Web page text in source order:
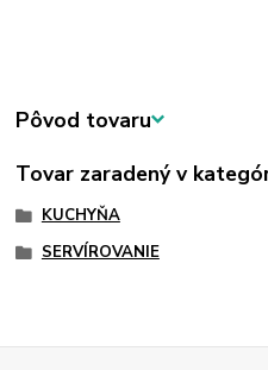
Pôvod tovaru
Tovar zaradený v
KUCHYŇA
SERVÍROVANIE